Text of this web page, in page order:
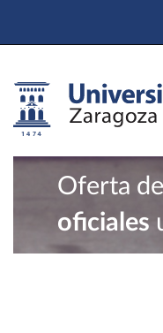
Oferta de
oficiales